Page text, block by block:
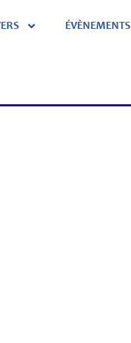
ÉVÈNEMENTS